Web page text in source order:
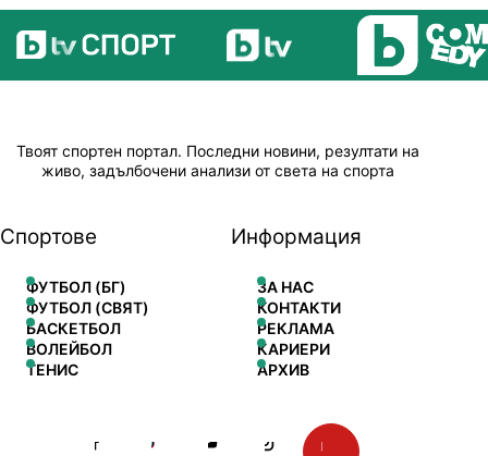
Твоят спортен портал. Последни новини, резултати на
живо, задълбочени анализи от света на спорта
Спортове
ФУТБОЛ (БГ)
ФУТБОЛ (СВЯТ)
БАСКЕТБОЛ
ВОЛЕЙБОЛ
ТЕНИС
Информация
ЗА НАС
КОНТАКТИ
РЕКЛАМА
КАРИЕРИ
АРХИВ